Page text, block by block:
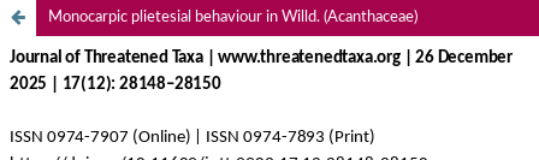
Monocarpic plietesial behaviour in Willd. (Acanthaceae)